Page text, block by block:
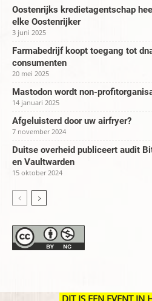
Oostenrijks kredietagentschap
elke Oostenrijker
3 juni 2025
Farmabedrijf koopt toegang tot
consumenten
20 mei 2025
Mastodon wordt non-
14 januari 2025
Afgeluisterd door uw airfryer?
7 november 2024
Duitse overheid publiceert audit
en Vaultwarden
15 oktober 2024